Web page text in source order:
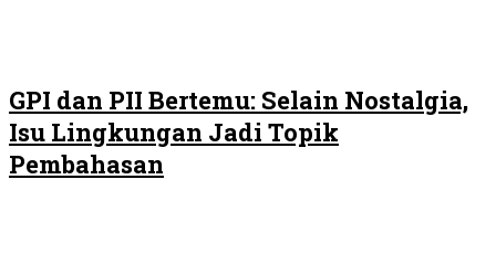
GPI dan PII Bertemu: Selain Nostalgia,
Isu Lingkungan Jadi Topik
Pembahasan